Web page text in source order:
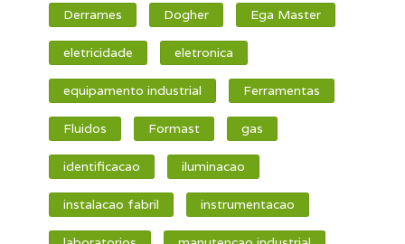
Derrames Dogher Ega Master
eletricidade eletronica
equipamento industrial Ferramentas
Fluidos Formast gas
identificacao iluminacao
instalacao fabril instrumentacao